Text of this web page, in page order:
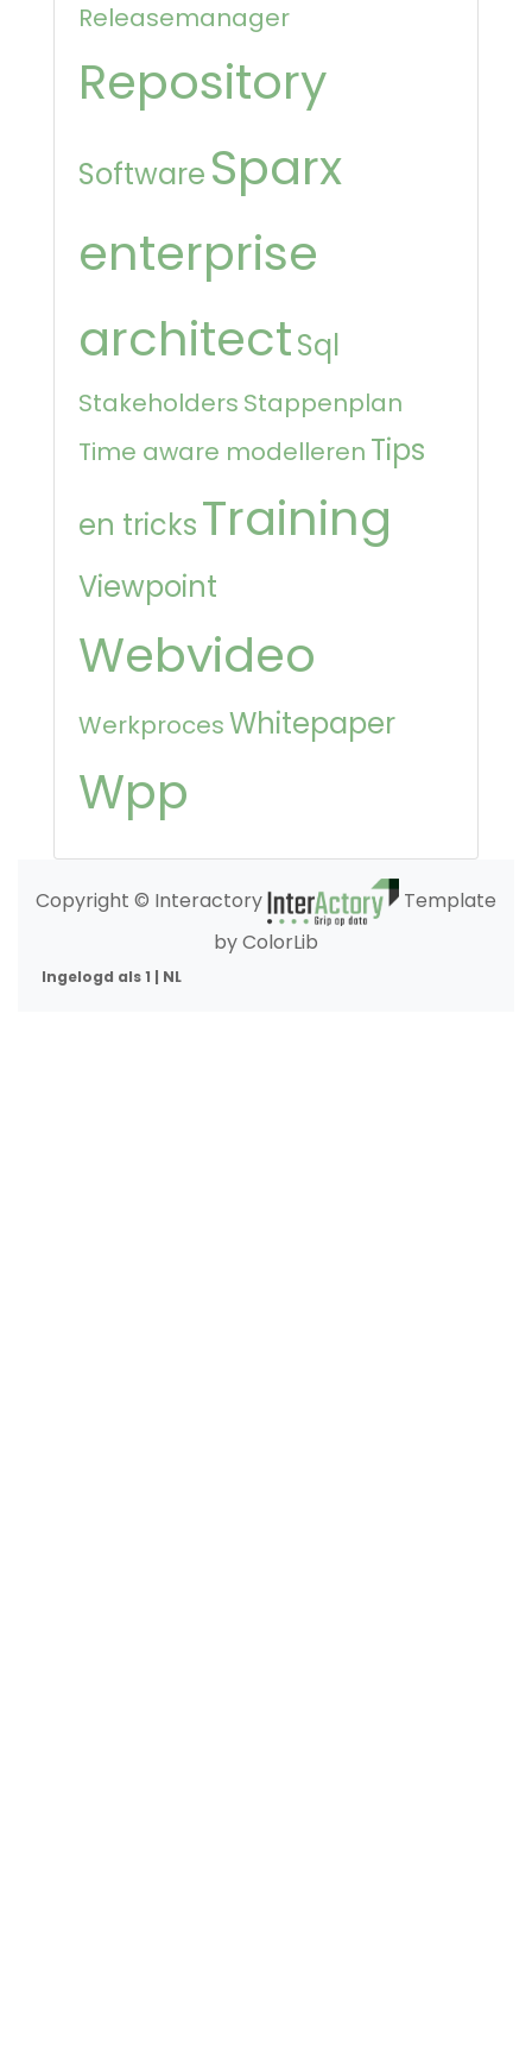
Releasemanager
Repository
Software Sparx
enterprise
architectSql
Stakeholders Stappenplan
Time aware modelleren Tips
en tricksTraining
Viewpoint
Webvideo
WerkprocesWhitepaper
Wpp
Copyright © Interactory
Template
by ColorLib
Ingelogd als 1 | NL